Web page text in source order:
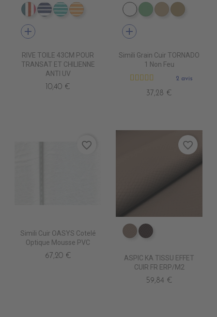
DT0211 AMSTERDAM PETR
DT0219 MARRAKECH NAVY
DT0220 MARRAKECH TUR
DT0222 MARRAKECH GOLD
add
RIVE TOILE 43CM POUR
TRANSAT ET CHILIENNE
ANTI UV
10,40 €
EN3000 NEIGE
EN3010EN3020EN3030
add
Simili Grain Cuir TORNADO
1 Non Feu
2 avis
37,28 €
Simili Cuir OASYS Cotelé
Optique Mousse PVC
67,20 €
favorite_border
ED0500 TAUPE KA
ED0501 VIENNOIS
ASPIC KA TISSU EFFET
CUIR FR ERP/M2
59,84 €
favorite_border